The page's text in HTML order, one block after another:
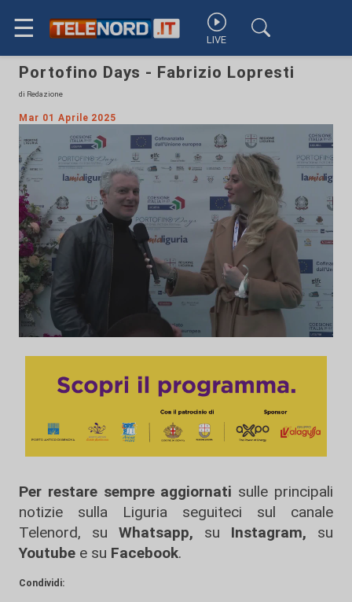
☰ LIVE
Portofino Days - Fabrizio Lopresti
di Redazione
Mar 01 Aprile 2025
Per restare sempre aggiornati sulle principali
notizie sulla Liguria seguiteci sul canale
Telenord, su
Whatsapp, su Instagram, su
Youtube e su Facebook.
Condividi: